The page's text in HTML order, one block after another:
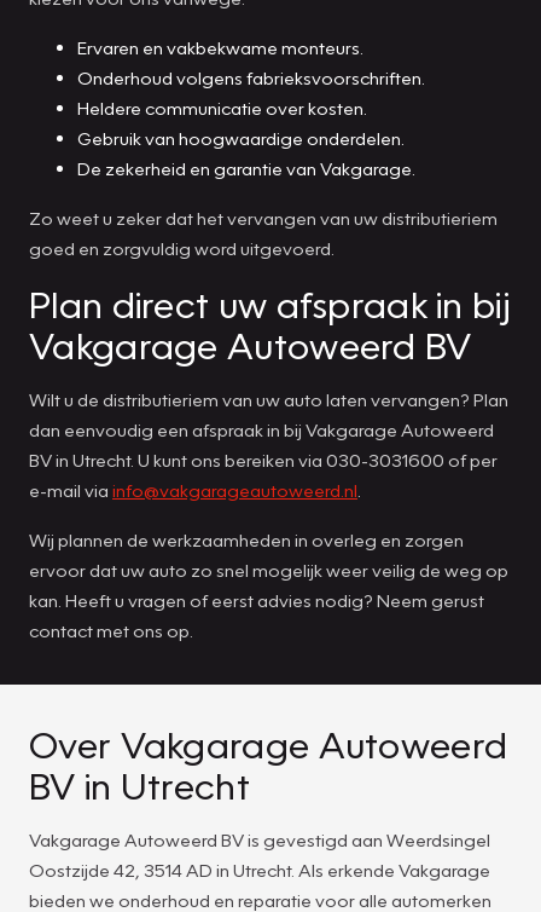
Ervaren en vakbekwame monteurs.
Onderhoud volgens fabrieksvoorschriften.
Heldere communicatie over kosten.
Gebruik van hoogwaardige onderdelen.
De zekerheid en garantie van Vakgarage.
Zo weet u zeker dat het vervangen van uw distributieriem
goed en zorgvuldig word uitgevoerd.
Plan direct uw afspraak in bij
Vakgarage Autoweerd BV
Wilt u de distributieriem van uw auto laten vervangen? Plan
dan eenvoudig een afspraak in bij Vakgarage Autoweerd
BV in Utrecht. U kunt ons bereiken via 030-3031600 of per
e-mail via info@vakgarageautoweerd.nl
Wij plannen de werkzaamheden in overleg en zorgen
ervoor dat uw auto zo snel mogelijk weer veilig de weg op
kan. Heeft u vragen of eerst advies nodig? Neem gerust
contact met ons op.
Over Vakgarage Autoweerd
BV in Utrecht
Vakgarage Autoweerd BV is gevestigd aan Weerdsingel
Oostzijde 42, 3514 AD in Utrecht. Als erkende Vakgarage
bieden we onderhoud en reparatie voor alle automerken